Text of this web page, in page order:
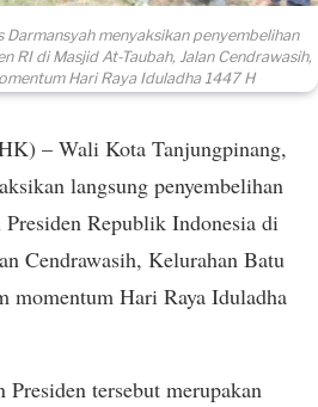
Darmansyah menyaksikan penyembelihan
RI di Masjid At-Taubah, Jalan Cendrawasih,
Hari Raya Iduladha 1447 H
– Wali Kota Tanjungpinang,
langsung penyembelihan
Presiden Republik Indonesia di
Cendrawasih, Kelurahan Batu
momentum Hari Raya Iduladha
Presiden tersebut merupakan